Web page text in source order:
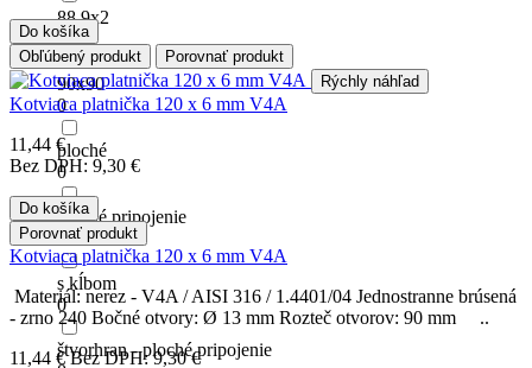
88.9x2
0
90x90
0
ploché
0
ploché pripojenie
0
s kĺbom
0
štvorhran - ploché pripojenie
Do košíka
Obľúbený produkt
Porovnať produkt
Rýchly náhľad
Kotviaca platnička 120 x 6 mm V4A
11,44 €
Bez DPH: 9,30 €
Do košíka
Porovnať produkt
Kotviaca platnička 120 x 6 mm V4A
Materiál: nerez - V4A / AISI 316 / 1.4401/04 Jednostranne brúsená
- zrno 240 Bočné otvory: Ø 13 mm Rozteč otvorov: 90 mm ..
11,44 €Bez DPH: 9,30 €